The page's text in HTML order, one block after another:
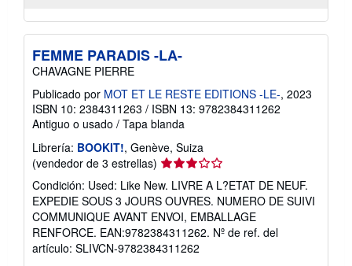
FEMME PARADIS -LA-
CHAVAGNE PIERRE
Publicado por MOT ET LE RESTE EDITIONS -LE-, 2023
ISBN 10: 2384311263 / ISBN 13: 9782384311262
Antiguo o usado / Tapa blanda
Librería: BOOKIT!, Genève, Suiza
(vendedor de 3 estrellas) Calificación
del
vendedor:
3
de
5
estrellas
Condición: Used: Like New. LIVRE A L?ETAT DE NEUF.
EXPEDIE SOUS 3 JOURS OUVRES. NUMERO DE SUIVI
COMMUNIQUE AVANT ENVOI, EMBALLAGE
RENFORCE. EAN:9782384311262. Nº de ref. del
artículo: SLIVCN-9782384311262